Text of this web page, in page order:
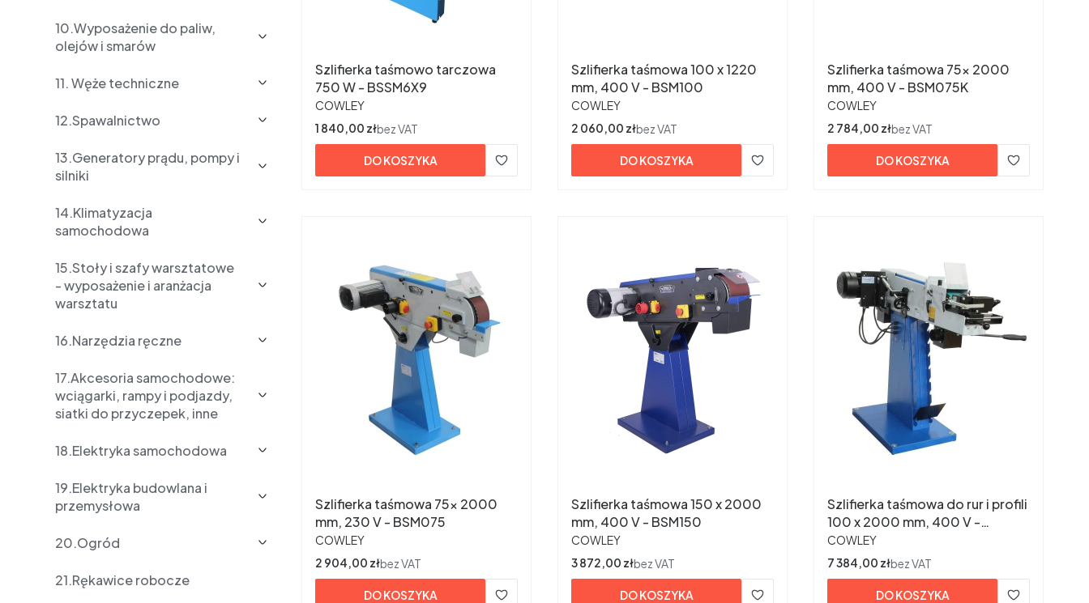
10.Wyposażenie do paliw,
olejów i smarów
11. Węże techniczne
12.Spawalnictwo
13.Generatory prądu, pompy i
silniki
14.Klimatyzacja
samochodowa
15.Stoły i szafy warsztatowe
- wyposażenie i aranżacja
warsztatu
16.Narzędzia ręczne
17.Akcesoria samochodowe:
wciągarki, rampy i podjazdy,
siatki do przyczepek, inne
18.Elektryka samochodowa
19.Elektryka budowlana i
przemysłowa
20.Ogród
21.Rękawice robocze
Szlifierka taśmowo tarczowa
750 W - BSSM6X9
PRODUCENT
COWLEY
Cena
1 840,00 złbez VAT
DO KOSZYKA
Szlifierka taśmowa 100 x 1220
mm, 400 V - BSM100
PRODUCENT
COWLEY
Cena
2 060,00 złbez VAT
DO KOSZYKA
Szlifierka taśmowa 75x 2000
mm, 400 V - BSM075K
PRODUCENT
COWLEY
Cena
2 784,00 złbez VAT
DO KOSZYKA
Szlifierka taśmowa 75x 2000
mm, 230 V - BSM075
PRODUCENT
COWLEY
Cena
2 904,00 złbez VAT
DO KOSZYKA
Szlifierka taśmowa 150 x 2000
mm, 400 V - BSM150
PRODUCENT
COWLEY
Cena
3 872,00 złbez VAT
DO KOSZYKA
Szlifierka taśmowa do rur i profili
100 x 2000 mm, 400 V -
BSM100MF
PRODUCENT
COWLEY
Cena
7 384,00 złbez VAT
DO KOSZYKA